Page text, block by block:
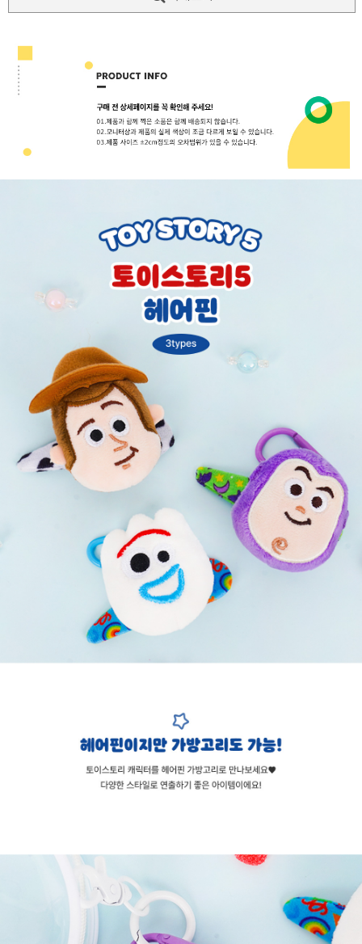
페이코 ID로
PAYCO 바로